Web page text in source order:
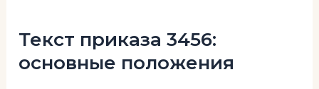
Текст приказа 3456:
основные положения